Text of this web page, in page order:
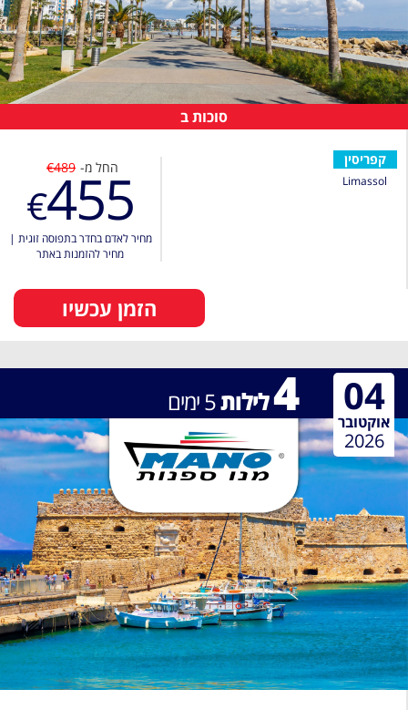
סוכות ב
קפריסין
Limassol
החל מ- €489
€455
מחיר לאדם בחדר בתפוסה זוגית |
מחיר להזמנות באתר
הזמן עכשיו
4לילות5ימים 04
אוקטובר
2026